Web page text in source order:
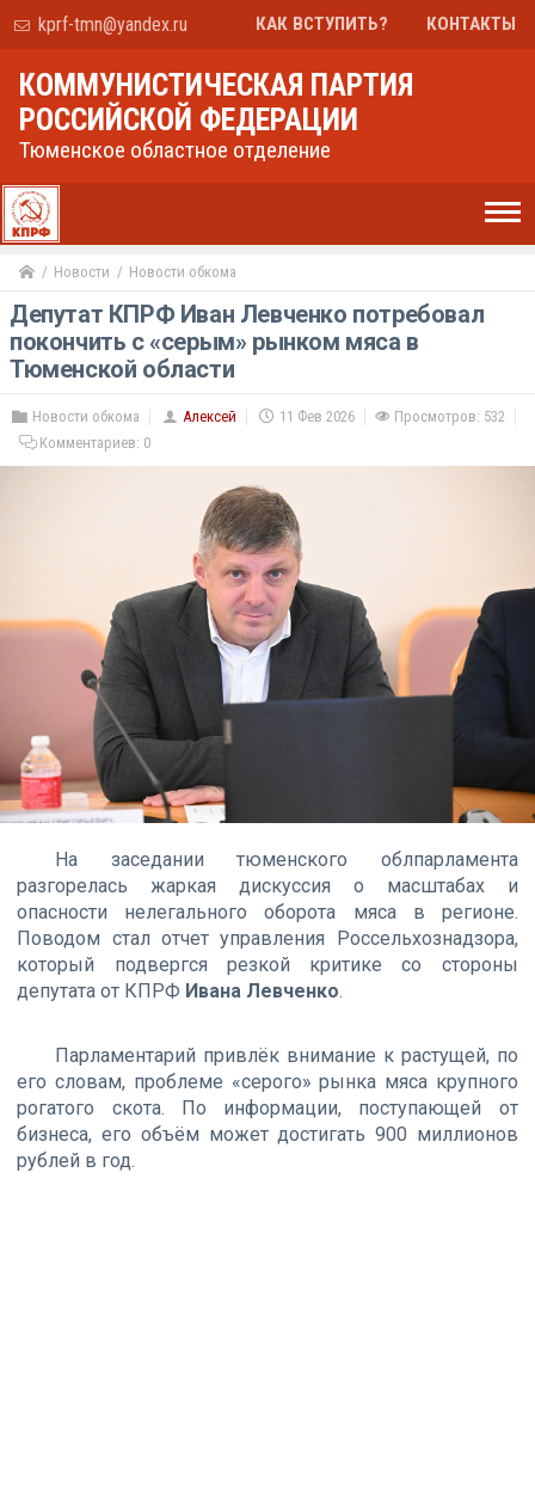
kprf-tmn@yandex.ru КАК ВСТУПИТЬ? КОНТАКТЫ
КОММУНИСТИЧЕСКАЯ ПАРТИЯ
РОССИЙСКОЙ ФЕДЕРАЦИИ
Тюменское областное отделение
Новости Новости обкома
Депутат КПРФ Иван Левченко потребовал
покончить с «серым» рынком мяса в
Тюменской области
Новости обкома Алексей 11 Фев 2026
Просмотров: 532
Комментариев: 0
На заседании тюменского облпарламента
разгорелась жаркая дискуссия о масштабах и
опасности нелегального оборота мяса в регионе.
Поводом стал отчет управления Россельхознадзора,
который подвергся резкой критике со стороны
депутата от КПРФ Ивана Левченко.
Парламентарий привлёк внимание к растущей, по
его словам, проблеме «серого» рынка мяса крупного
рогатого скота. По информации, поступающей от
бизнеса, его объём может достигать 900 миллионов
рублей в год.